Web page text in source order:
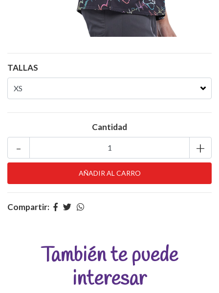
TALLAS
Cantidad
+
-
Compartir:
También te puede
interesar